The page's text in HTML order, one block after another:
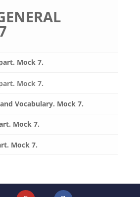
Mock 7.
Mock 7.
Vocabulary. Mock 7.
Mock 7.
Mock 7.